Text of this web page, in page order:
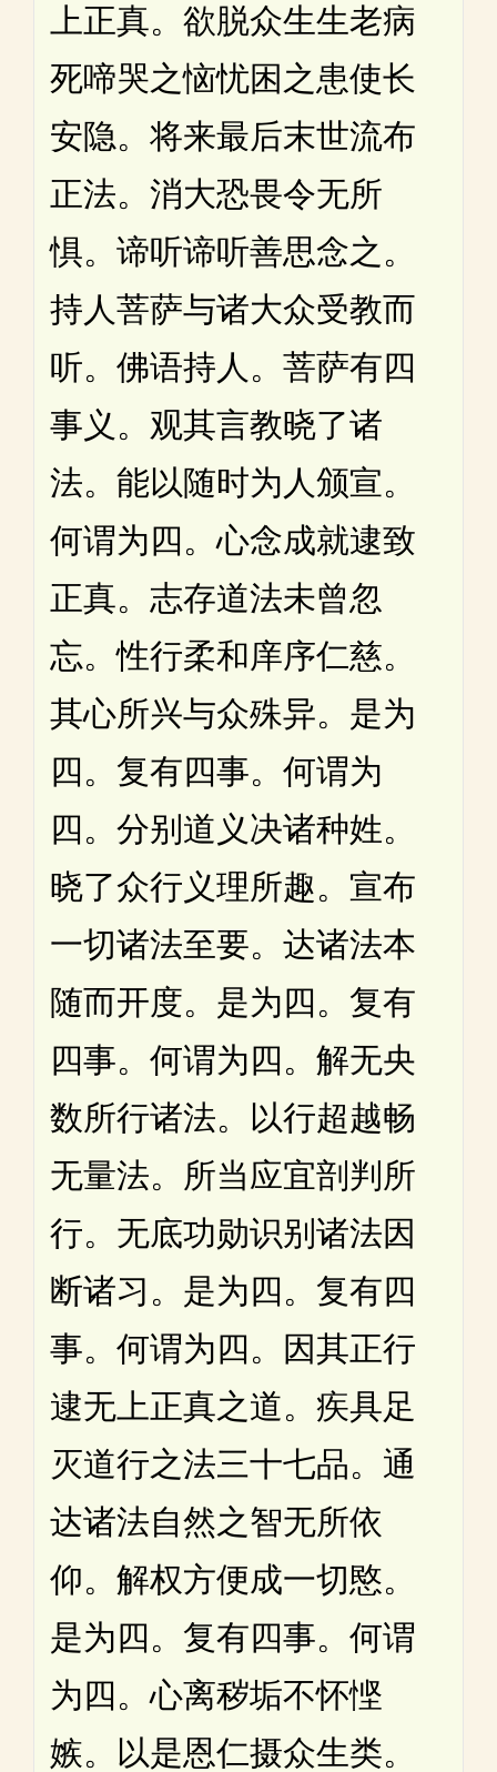
上正真。欲脱众生生老病
死啼哭之恼忧困之患使长
安隐。将来最后末世流布
正法。消大恐畏令无所
惧。谛听谛听善思念之。
持人菩萨与诸大众受教而
听。佛语持人。菩萨有四
事义。观其言教晓了诸
法。能以随时为人颁宣。
何谓为四。心念成就逮致
正真。志存道法未曾忽
忘。性行柔和庠序仁慈。
其心所兴与众殊异。是为
四。复有四事。何谓为
四。分别道义决诸种姓。
晓了众行义理所趣。宣布
一切诸法至要。达诸法本
随而开度。是为四。复有
四事。何谓为四。解无央
数所行诸法。以行超越畅
无量法。所当应宜剖判所
行。无底功勋识别诸法因
断诸习。是为四。复有四
事。何谓为四。因其正行
逮无上正真之道。疾具足
灭道行之法三十七品。通
达诸法自然之智无所依
仰。解权方便成一切愍。
是为四。复有四事。何谓
为四。心离秽垢不怀悭
嫉。以是恩仁摄众生类。